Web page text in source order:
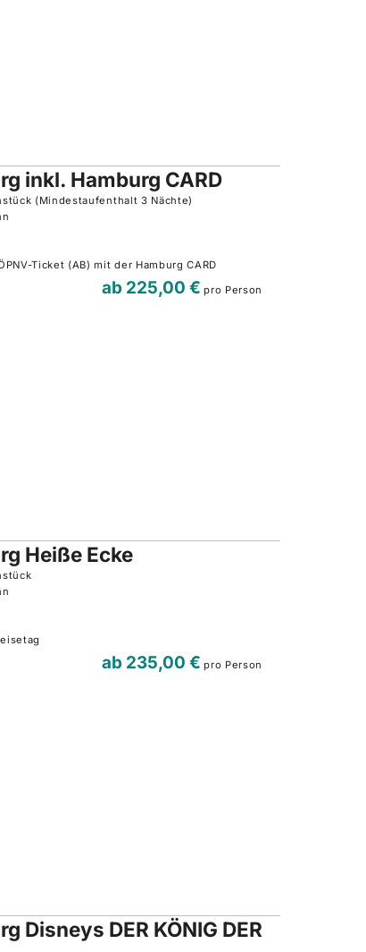
inkl. Hamburg CARD
(Mindestaufenthalt 3 Nächte)
Ticket (AB) mit der Hamburg CARD
ab 225,00 € pro Person
Heiße Ecke
ab 235,00 € pro Person
Disneys DER KÖNIG DER